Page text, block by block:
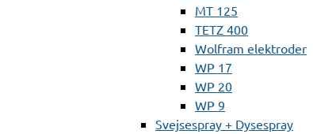
MT 125
TETZ 400
Wolfram elektroder
WP 17
WP 20
WP 9
Svejsespray + Dysespray